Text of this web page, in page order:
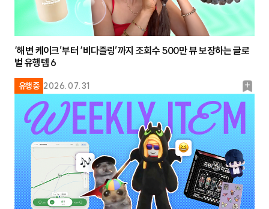
유행중 2026.07.31
북
마
크
‘해변 케이크’부터 ‘비다즐링’까지 조회수 500만 뷰 보장하는 글로
벌 유행템 6